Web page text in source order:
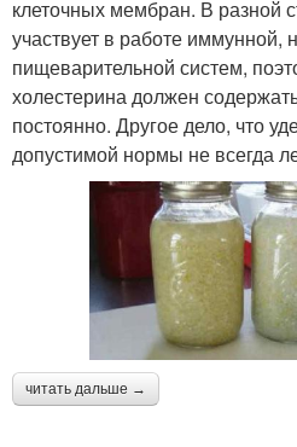
клеточных мембран. В разной
участвует в работе иммунной,
пищеварительной систем,
холестерина должен
постоянно. Другое дело, что
допустимой нормы не всегда
читать дальше →